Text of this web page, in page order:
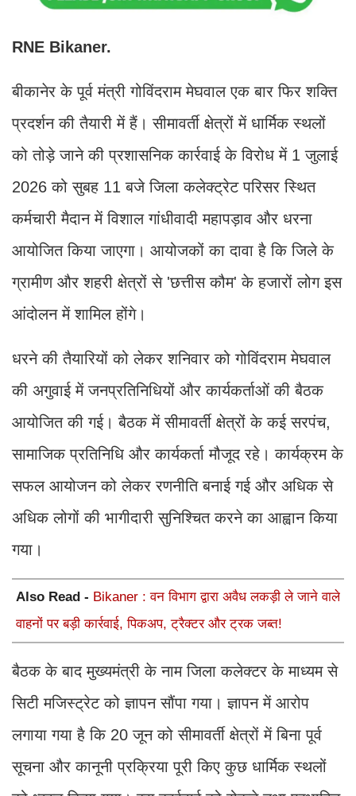
RNE Bikaner.
बीकानेर के पूर्व मंत्री गोविंदराम मेघवाल एक बार फिर शक्ति
प्रदर्शन की तैयारी में हैं। सीमावर्ती क्षेत्रों में धार्मिक स्थलों
को तोड़े जाने की प्रशासनिक कार्रवाई के विरोध में 1 जुलाई
2026 को सुबह 11 बजे जिला कलेक्ट्रेट परिसर स्थित
कर्मचारी मैदान में विशाल गांधीवादी महापड़ाव और धरना
आयोजित किया जाएगा। आयोजकों का दावा है कि जिले के
ग्रामीण और शहरी क्षेत्रों से 'छत्तीस कौम' के हजारों लोग इस
आंदोलन में शामिल होंगे।
धरने की तैयारियों को लेकर शनिवार को गोविंदराम मेघवाल
की अगुवाई में जनप्रतिनिधियों और कार्यकर्ताओं की बैठक
आयोजित की गई। बैठक में सीमावर्ती क्षेत्रों के कई सरपंच,
सामाजिक प्रतिनिधि और कार्यकर्ता मौजूद रहे। कार्यक्रम के
सफल आयोजन को लेकर रणनीति बनाई गई और अधिक से
अधिक लोगों की भागीदारी सुनिश्चित करने का आह्वान किया
गया।
Also Read - Bikaner : वन विभाग द्वारा अवैध लकड़ी ले जाने वाले
वाहनों पर बड़ी कार्रवाई, पिकअप, ट्रैक्टर और ट्रक जब्त!
बैठक के बाद मुख्यमंत्री के नाम जिला कलेक्टर के माध्यम से
सिटी मजिस्ट्रेट को ज्ञापन सौंपा गया। ज्ञापन में आरोप
लगाया गया है कि 20 जून को सीमावर्ती क्षेत्रों में बिना पूर्व
सूचना और कानूनी प्रक्रिया पूरी किए कुछ धार्मिक स्थलों